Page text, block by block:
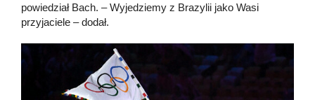
powiedział Bach. – Wyjedziemy z Brazylii jako Wasi
przyjaciele – dodał.